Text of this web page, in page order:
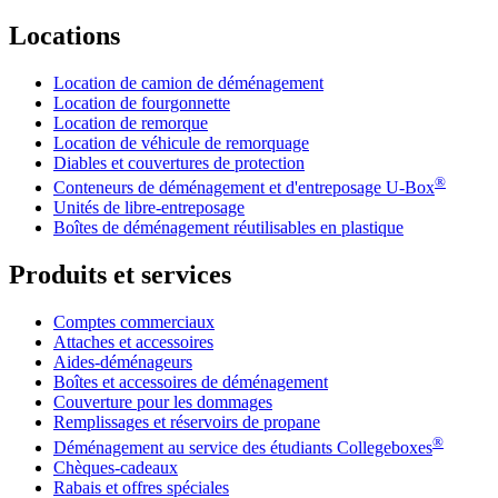
Locations
Location de camion de déménagement
Location de fourgonnette
Location de remorque
Location de véhicule de remorquage
Diables et couvertures de protection
Conteneurs de déménagement et d'entreposage U-Box®
Unités de libre-entreposage
Boîtes de déménagement réutilisables en plastique
Produits et services
Comptes commerciaux
Attaches et accessoires
Aides-déménageurs
Boîtes et accessoires de déménagement
Couverture pour les dommages
Remplissages et réservoirs de propane
Déménagement au service des étudiants Collegeboxes®
Chèques-cadeaux
Rabais et offres spéciales